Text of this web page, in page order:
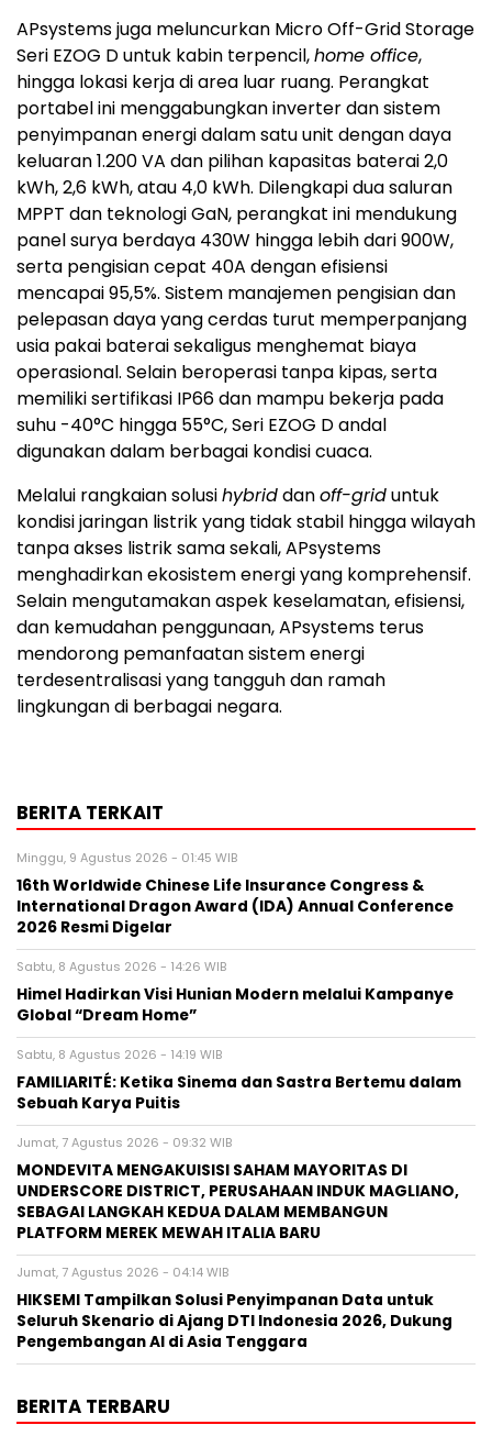
APsystems juga meluncurkan Micro Off-Grid Storage
Seri EZOG D untuk kabin terpencil,home office,
hingga lokasi kerja di area luar ruang. Perangkat
portabel ini menggabungkan inverter dan sistem
penyimpanan energi dalam satu unit dengan daya
keluaran 1.200 VA dan pilihan kapasitas baterai 2,0
kWh, 2,6 kWh, atau 4,0 kWh. Dilengkapi dua saluran
MPPT dan teknologi GaN, perangkat ini mendukung
panel surya berdaya 430W hingga lebih dari 900W,
serta pengisian cepat 40A dengan efisiensi
mencapai 95,5%. Sistem manajemen pengisian dan
pelepasan daya yang cerdas turut memperpanjang
usia pakai baterai sekaligus menghemat biaya
operasional. Selain beroperasi tanpa kipas, serta
memiliki sertifikasi IP66 dan mampu bekerja pada
suhu -40°C hingga 55°C, Seri EZOG D andal
digunakan dalam berbagai kondisi cuaca.
Melalui rangkaian solusihybriddanoff-griduntuk
kondisi jaringan listrik yang tidak stabil hingga wilayah
tanpa akses listrik sama sekali, APsystems
menghadirkan ekosistem energi yang komprehensif.
Selain mengutamakan aspek keselamatan, efisiensi,
dan kemudahan penggunaan, APsystems terus
mendorong pemanfaatan sistem energi
terdesentralisasi yang tangguh dan ramah
lingkungan di berbagai negara.
BERITA TERKAIT
Minggu, 9 Agustus 2026 - 01:45 WIB
16th Worldwide Chinese Life Insurance Congress &
International Dragon Award (IDA) Annual Conference
2026 Resmi Digelar
Sabtu, 8 Agustus 2026 - 14:26 WIB
Himel Hadirkan Visi Hunian Modern melalui Kampanye
Global “Dream Home”
Sabtu, 8 Agustus 2026 - 14:19 WIB
FAMILIARITÉ: Ketika Sinema dan Sastra Bertemu dalam
Sebuah Karya Puitis
Jumat, 7 Agustus 2026 - 09:32 WIB
MONDEVITA MENGAKUISISI SAHAM MAYORITAS DI
UNDERSCORE DISTRICT, PERUSAHAAN INDUK MAGLIANO,
SEBAGAI LANGKAH KEDUA DALAM MEMBANGUN
PLATFORM MEREK MEWAH ITALIA BARU
Jumat, 7 Agustus 2026 - 04:14 WIB
HIKSEMI Tampilkan Solusi Penyimpanan Data untuk
Seluruh Skenario di Ajang DTI Indonesia 2026, Dukung
Pengembangan AI di Asia Tenggara
BERITA TERBARU